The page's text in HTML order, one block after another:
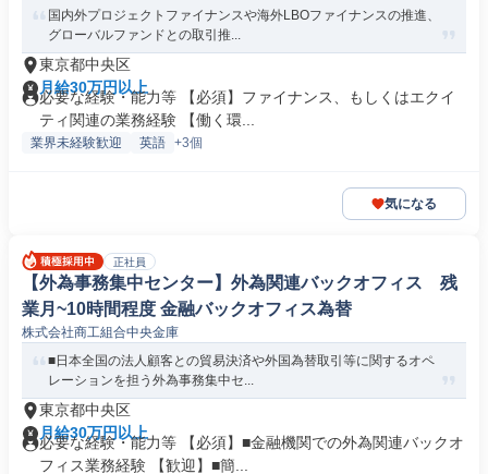
国内外プロジェクトファイナンスや海外LBOファイナンスの推進、
グローバルファンドとの取引推...
東京都中央区
月給30万円以上
必要な経験・能力等 【必須】ファイナンス、もしくはエクイ
ティ関連の業務経験 【働く環...
業界未経験歓迎 英語 +3個
気になる
正社員
【外為事務集中センター】外為関連バックオフィス 残
業月~10時間程度 金融バックオフィス為替
株式会社商工組合中央金庫
■日本全国の法人顧客との貿易決済や外国為替取引等に関するオペ
レーションを担う外為事務集中セ...
東京都中央区
月給30万円以上
必要な経験・能力等 【必須】■金融機関での外為関連バックオ
フィス業務経験 【歓迎】■簡...